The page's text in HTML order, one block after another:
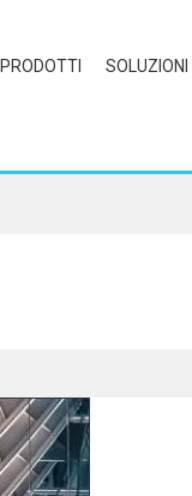
PRODOTTI SOLUZIONI